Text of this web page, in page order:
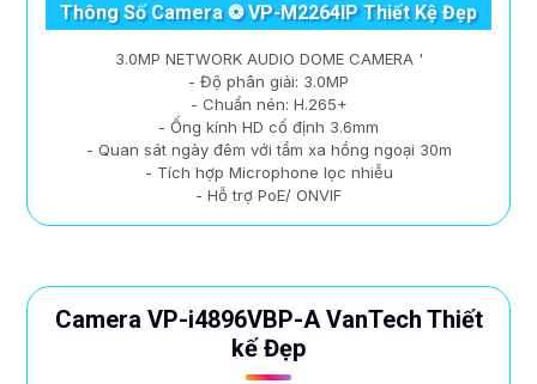
Thông Số Camera ❂ VP-M2264IP Thiết Kệ Đẹp
3.0MP NETWORK AUDIO DOME CAMERA '
- Độ phân giải: 3.0MP
- Chuẩn nén: H.265+
- Ống kính HD cố định 3.6mm
- Quan sát ngày đêm với tầm xa hồng ngoại 30m
- Tích hợp Microphone lọc nhiễu
- Hỗ trợ PoE/ ONVIF
Camera VP-i4896VBP-A VanTech Thiết
kế Đẹp